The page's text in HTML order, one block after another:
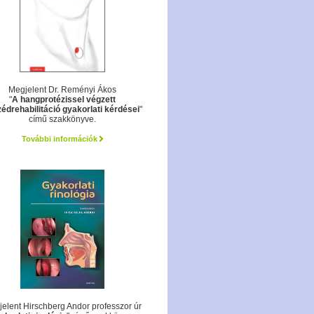
Megjelent Dr. Reményi Ákos
"A hangprotézissel végzett
gyakorlati kérdései"
című szakkönyve.
További információk
Hirschberg Andor professzor úr